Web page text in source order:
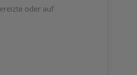
oder auf